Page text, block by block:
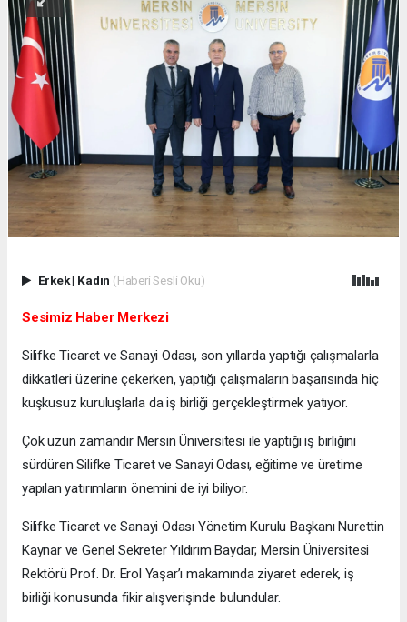
Erkek| Kadın (Haberi Sesli Oku)
Sesimiz Haber Merkezi
Silifke Ticaret ve Sanayi Odası, son yıllarda yaptığı çalışmalarla
dikkatleri üzerine çekerken, yaptığı çalışmaların başarısında hiç
kuşkusuz kuruluşlarla da iş birliği gerçekleştirmek yatıyor.
Çok uzun zamandır Mersin Üniversitesi ile yaptığı iş birliğini
sürdüren Silifke Ticaret ve Sanayi Odası, eğitime ve üretime
yapılan yatırımların önemini de iyi biliyor.
Silifke Ticaret ve Sanayi Odası Yönetim Kurulu Başkanı Nurettin
Kaynar ve Genel Sekreter Yıldırım Baydar; Mersin Üniversitesi
Rektörü Prof. Dr. Erol Yaşar’ı makamında ziyaret ederek, iş
birliği konusunda fikir alışverişinde bulundular.